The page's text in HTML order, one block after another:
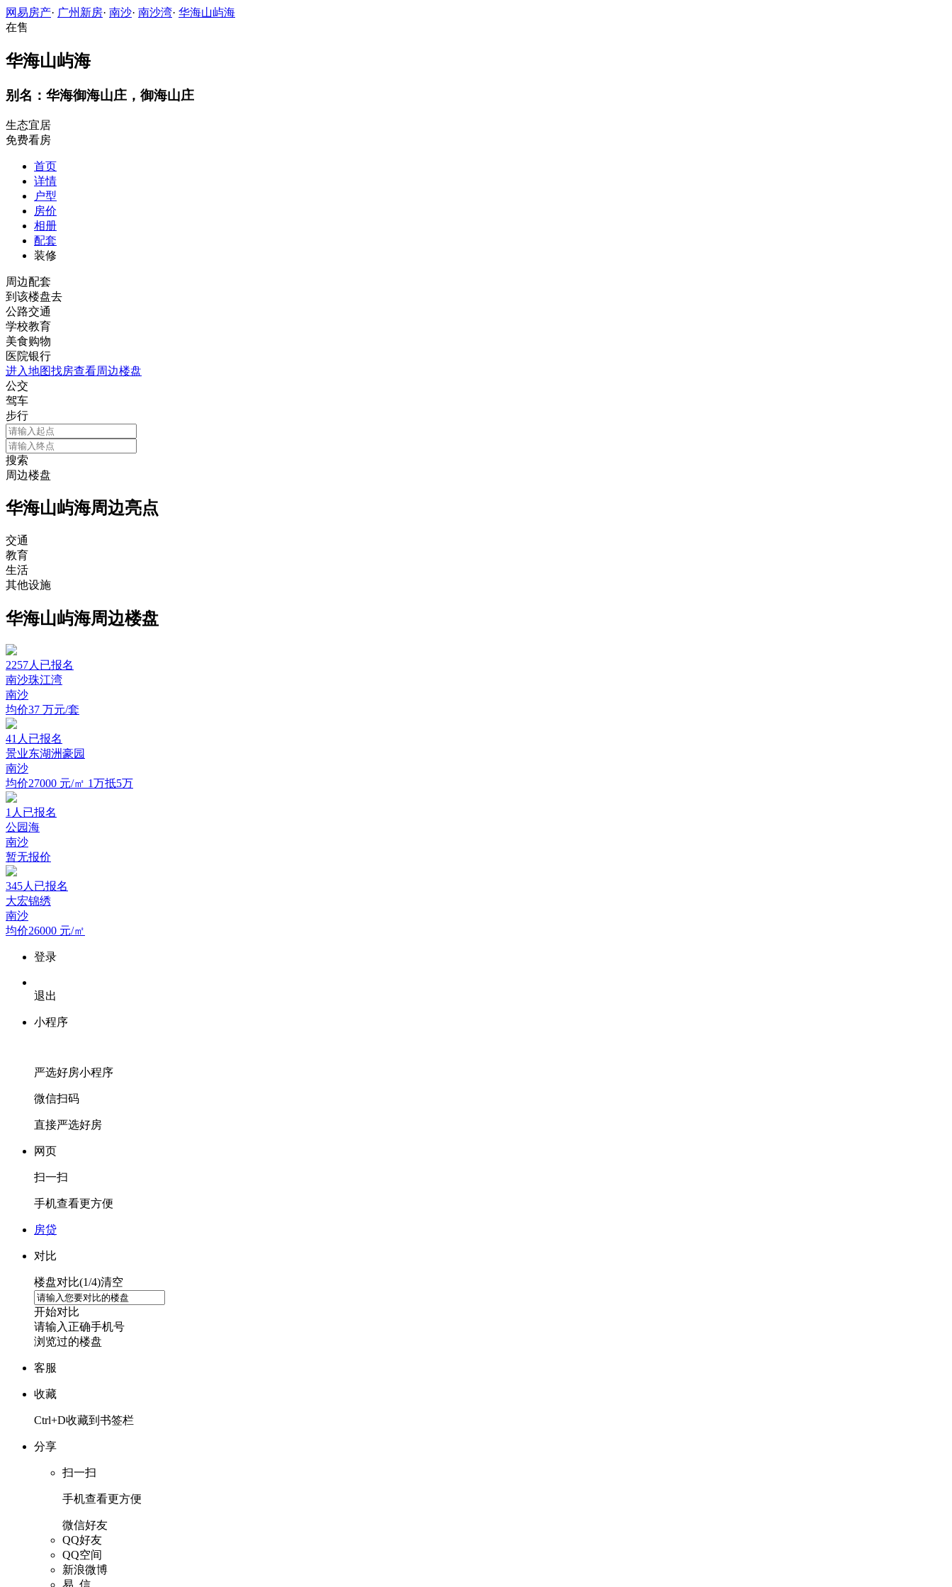
网易房产· 广州新房· 南沙· 南沙湾· 华海山屿海
在售
华海山屿海
别名：华海御海山庄，御海山庄
生态宜居
免费看房
首页
详情
户型
房价
相册
配套
装修
周边配套
到该楼盘去
公路交通
学校教育
美食购物
医院银行
进入地图找房查看周边楼盘
公交
驾车
步行
搜索
周边楼盘
华海山屿海周边亮点
交通
教育
生活
其他设施
华海山屿海周边楼盘
2257人已报名
南沙珠江湾
南沙
均价37 万元/套
41 人已报名
景业东湖洲豪园
南沙
均价27000 元/㎡ 1万抵5万
1 人已报名
公园海
南沙
暂无报价
345人已报名
大宏锦绣
南沙
均价26000 元/㎡
登录
退出
小程序
严选好房小程序
微信扫码
直接严选好房
网页
扫一扫
手机查看更方便
房贷
对比
楼盘对比(1/4)清空
开始对比
请输入正确手机号
浏览过的楼盘
客服
收藏
Ctrl+D收藏到书签栏
分享
扫一扫
手机查看更方便
微信好友
QQ好友
QQ空间
新浪微博